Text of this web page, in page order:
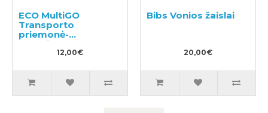
ECO MultiGO
Transporto
priemonė-
autocisterna
12,00€
Bibs Vonios žaislai
20,00€